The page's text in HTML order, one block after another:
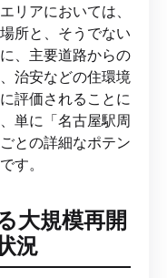
リアにおいては、
所と、そうでない
、主要道路からの
治安などの住環境
評価されることに
単に「名古屋駅周
との詳細なポテン
す。
大規模再開
況